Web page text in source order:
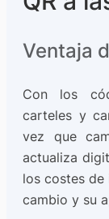
Ventaja
Con los
carteles y
vez que
actualiza
los costes
cambio y su